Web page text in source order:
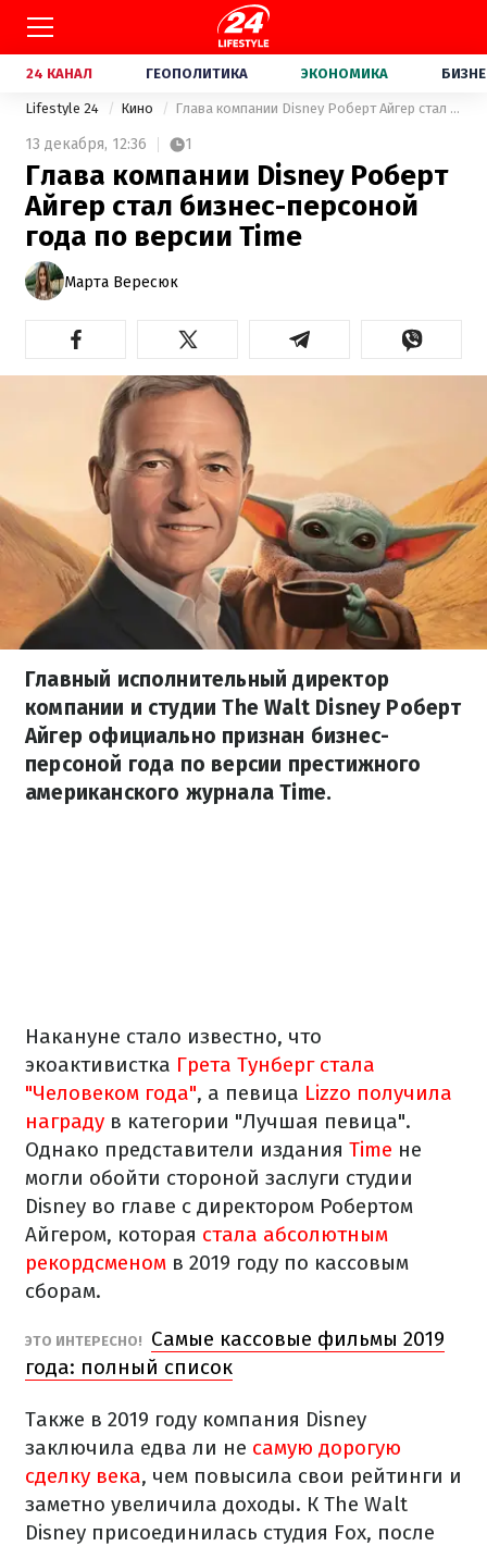
24 КАНАЛ ГЕОПОЛИТИКА ЭКОНОМИКА
Lifestyle 24 Кино Глава компании Disney Роберт Айгер стал бизнес-персоной года по версии Time
13 декабря, 12:36 1
Глава компании Disney Роберт
Айгер стал бизнес-персоной
года по версии Time
Марта Вересюк
Главный исполнительный директор
компании и студии The Walt Disney Роберт
Айгер официально признан бизнес-
персоной года по версии престижного
американского журнала Time.
Накануне стало известно, что
экоактивистка Грета Тунберг стала
"Человеком года", а певица Lizzo получила
награду в категории "Лучшая певица".
Однако представители издания Time не
могли обойти стороной заслуги студии
Disney во главе с директором Робертом
Айгером, которая стала абсолютным
рекордсменом в 2019 году по кассовым
сборам.
ЭТО ИНТЕРЕСНО!
Самые кассовые фильмы 2019
года: полный список
Также в 2019 году компания Disney
заключила едва ли не самую дорогую
сделку века, чем повысила свои рейтинги и
заметно увеличила доходы. К The Walt
Disney присоединилась студия Fox, после